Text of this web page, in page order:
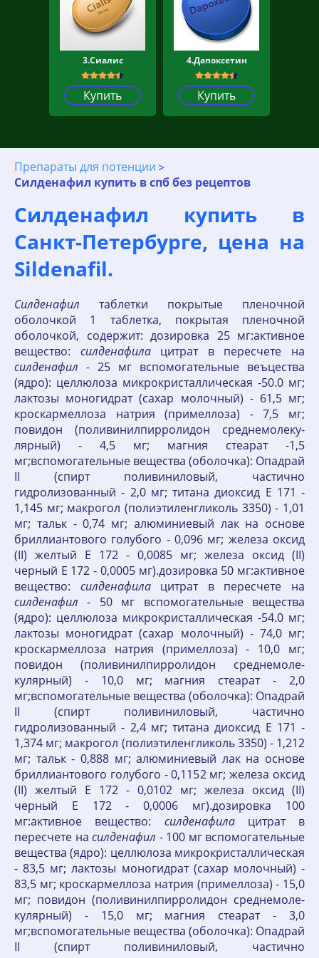
3.Сиалис
Купить
4.Дапоксетин
Купить
Препараты для потенции
Силденафил купить в спб без рецептов
Силденафил купить в
Санкт-Петербурге, цена на
Sildenafil.
Силденафил таблетки покрытые пленочной
оболочкой 1 таблетка, покрытая пленочной
оболочкой, содержит: дозировка 25 мг:активное
вещество: силденафилацитрат в пересчете на
силденафил - 25 мг вспомогательные веъцества
(ядро): целлюлоза микрокристаллическая -50.0 мг;
лактозы моногидрат (сахар молочный) - 61,5 мг;
кроскармеллоза натрия (примеллоза) - 7,5 мг;
повидон (поливинилпирролидон среднемолеку­
лярный) - 4,5 мг; магния стеарат -1,5
мг;вспомогательные вещества (оболочка): Опадрай
II (спирт поливиниловый, частично
гидролизованный - 2,0 мг; титана диоксид Е 171 -
1,145 мг; макрогол (полиэтиленгликоль 3350) - 1,01
мг; тальк - 0,74 мг; алюминиевый лак на основе
бриллиантового голубого - 0,096 мг; железа оксид
(II) желтый Е 172 - 0,0085 мг; железа оксид (II)
черный Е 172 - 0,0005 мг).дозировка 50 мг:активное
вещество: силденафилацитрат в пересчете на
силденафил - 50 мг вспомогательные вещества
(ядро): целлюлоза микрокристаллическая -54.0 мг;
лактозы моногидрат (сахар молочный) - 74,0 мг;
кроскармеллоза натрия (примеллоза) - 10,0 мг;
повидон (поливинилпирролидон среднемоле­
кулярный) - 10,0 мг; магния стеарат - 2,0
мг;вспомогательные вещества (оболочка): Опадрай
II (спирт поливиниловый, частично
гидролизованный - 2,4 мг; титана диоксид Е 171 -
1,374 мг; макрогол (полиэтиленгликоль 3350) - 1,212
мг; тальк - 0,888 мг; алюмини­евый лак на основе
бриллиантового голубого - 0,1152 мг; железа оксид
(II) желтый Е 172 - 0,0102 мг; железа оксид (II)
черный Е 172 - 0,0006 мг).дозировка 100
мг:активное вещество: силденафилацитрат в
пересчете на силденафил - 100 мг вспомогательные
вещества (ядро): целлюлоза микрокристаллическая
- 83,5 мг; лактозы моногидрат (сахар молочный) -
83,5 мг; кроскармеллоза натрия (примеллоза) - 15,0
мг; повидон (поливинилпирролидон среднемоле­
кулярный) - 15,0 мг; магния стеарат - 3,0
мг;вспомогательные вещества (оболочка): Опадрай
II (спирт поливиниловый, частично